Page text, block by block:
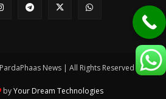
News | All Rights Reserved
byYour Dream Technologies